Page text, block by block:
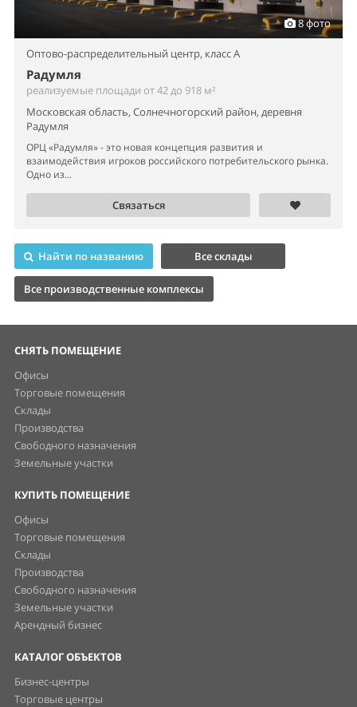
8 фото
Оптово-распределительный центр, класс A
Радумля
реализуемые площади от 42 до 918 м²
Московская область, Солнечногорский район, деревня
Радумля
ОРЦ «Радумля» - это новая концепция развития и
взаимодействия игроков российского потребительского рынка.
Одно из...
Связаться
Найти по названию Все склады
Все производственные комплексы
СНЯТЬ ПОМЕЩЕНИЕ
Офисы
Торговые помещения
Склады
Производства
Свободного назначения
Земельные участки
КУПИТЬ ПОМЕЩЕНИЕ
Офисы
Торговые помещения
Склады
Производства
Свободного назначения
Земельные участки
Арендный бизнес
КАТАЛОГ ОБЪЕКТОВ
Бизнес-центры
Торговые центры